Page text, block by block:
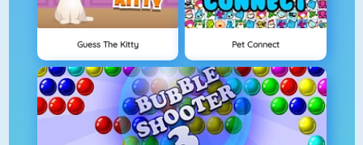
Guess The Kitty Pet Connect